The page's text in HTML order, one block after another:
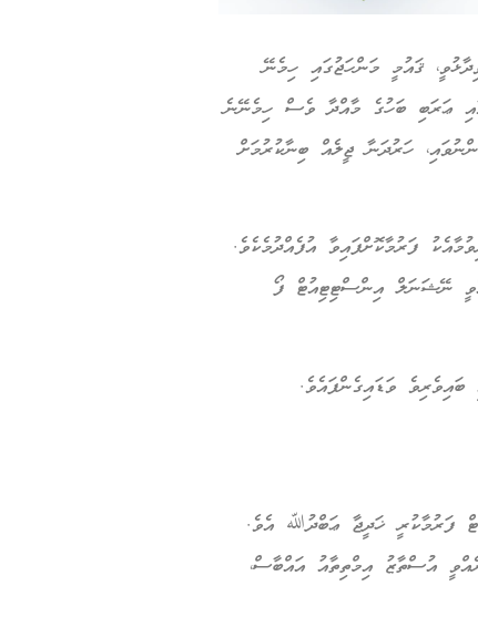
ޤައުމީ މަންހަޖުގައި ހިމެނޭ
ޢަރަބި ބަހުގެ މާއްދާ ވެސް ހިމެނޭނެ
ހަރުދަނާ ޖީލެއް ބިނާކުރުމަށް
ފަރުމާކޮށްފައިވާ އުފެއްދުމެކެވެ.
ނޭޝަނަލް އިންސްޓިޓިއުޓް ފޯ
ވަޑައިގެންފައެވެ.
ފަރުމާކުރީ ޚަދީޖާ ޢަބްދުﷲ އެވެ.
އުސްތާޒު އިމްތިތާއު އައްބާސް،